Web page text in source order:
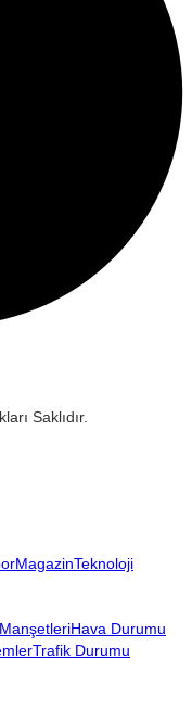
Saklıdır.
MagazinTeknoloji
Hava Durumu
Trafik Durumu